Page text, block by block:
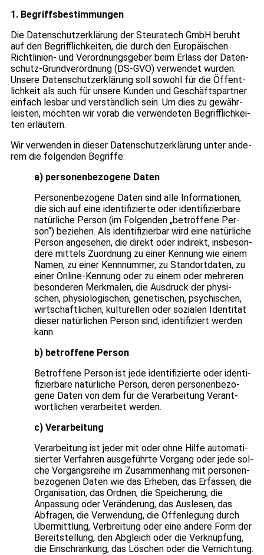
1. Begriffs­be­stim­mun­gen
Die Daten­schutz­er­klä­rung der Steu­ra­tech GmbH beruht
auf den Begriff­lich­kei­ten, die durch den Euro­päi­schen
Richt­li­nien- und Ver­ord­nungs­ge­ber beim Erlass der Daten­
schutz-Grund­ver­ord­nung (DS-GVO) ver­wen­det wur­den.
Unsere Daten­schutz­er­klä­rung soll sowohl für die Öffent­
lich­keit als auch für unsere Kun­den und Geschäfts­part­ner
ein­fach les­bar und ver­ständ­lich sein. Um dies zu gewähr­
leis­ten, möch­ten wir vorab die ver­wen­de­ten Begriff­lich­kei­
ten erläu­tern.
Wir ver­wen­den in die­ser Daten­schutz­er­klä­rung unter ande­
rem die fol­gen­den Begriffe:
a) per­so­nen­be­zo­gene Daten
Per­so­nen­be­zo­gene Daten sind alle Infor­ma­tio­nen,
die sich auf eine iden­ti­fi­zierte oder iden­ti­fi­zier­bare
natür­li­che Per­son (im Fol­gen­den „betrof­fene Per­
son“) bezie­hen. Als iden­ti­fi­zier­bar wird eine natür­li­che
Per­son ange­se­hen, die direkt oder indi­rekt, ins­be­son­
dere mit­tels Zuord­nung zu einer Ken­nung wie einem
Namen, zu einer Kenn­num­mer, zu Stand­ort­da­ten, zu
einer Online-Ken­nung oder zu einem oder meh­re­ren
beson­de­ren Merk­ma­len, die Aus­druck der phy­si­
schen, phy­sio­lo­gi­schen, gene­ti­schen, psy­chi­schen,
wirt­schaft­li­chen, kul­tu­rel­len oder sozia­len Iden­ti­tät
die­ser natür­li­chen Per­son sind, iden­ti­fi­ziert wer­den
kann.
b) betrof­fene Per­son
Betrof­fene Per­son ist jede iden­ti­fi­zierte oder iden­ti­
fi­zier­bare natür­li­che Per­son, deren per­so­nen­be­zo­
gene Daten von dem für die Ver­ar­bei­tung Ver­ant­
wort­li­chen ver­ar­bei­tet wer­den.
c) Ver­ar­bei­tung
Ver­ar­bei­tung ist jeder mit oder ohne Hilfe auto­ma­ti­
sier­ter Ver­fah­ren aus­ge­führte Vor­gang oder jede sol­
che Vor­gangs­reihe im Zusam­men­hang mit per­so­nen­
be­zo­ge­nen Daten wie das Erhe­ben, das Erfas­sen, die
Orga­ni­sa­tion, das Ord­nen, die Spei­che­rung, die
Anpas­sung oder Ver­än­de­rung, das Aus­le­sen, das
Abfra­gen, die Ver­wen­dung, die Offen­le­gung durch
Über­mitt­lung, Ver­brei­tung oder eine andere Form der
Bereit­stel­lung, den Abgleich oder die Ver­knüp­fung,
die Ein­schrän­kung, das Löschen oder die Ver­nich­tung.